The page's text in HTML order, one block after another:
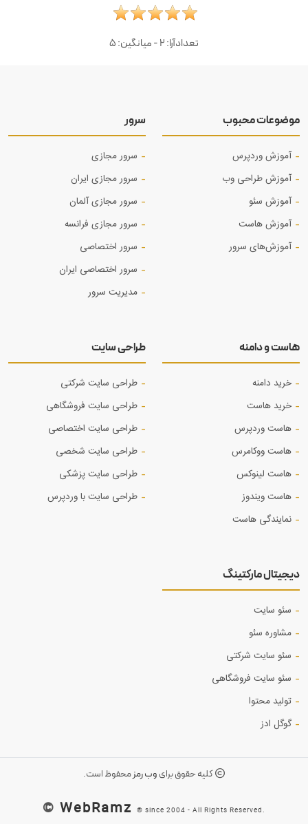
تعدادآرا:2- میانگین:5
موضوعات محبوب
آموزش وردپرس
آموزش طراحی وب
آموزش‌ سئو
آموزش هاست
آموزش‌های سرور
سرور
سرور مجازی
سرور مجازی ایران
سرور مجازی آلمان
سرور مجازی فرانسه
سرور اختصاصی
سرور اختصاصی ایران
مدیریت سرور
هاست و دامنه
خرید دامنه
خرید هاست
هاست وردپرس
هاست ووکامرس
هاست لینوکس
هاست ویندوز
نمایندگی هاست
طراحی سایت
طراحی سایت شرکتی
طراحی سایت فروشگاهی
طراحی سایت اختصاصی
طراحی سایت شخصی
طراحی سایت پزشکی
طراحی سایت با وردپرس
دیجیتال مارکتینگ
سئو سایت
مشاوره سئو
سئو سایت شرکتی
سئو سایت فروشگاهی
تولید محتوا
گوگل ادز
کلیه حقوق برایوب رمزمحفوظ است.
© WebRamz ® since 2004 - All Rights Reserved.